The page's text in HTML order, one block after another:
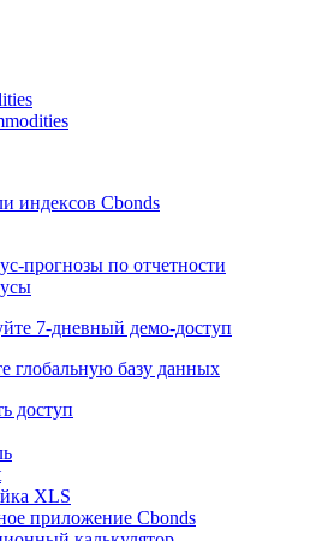
индексов Cbonds
прогнозы по отчетности
7-дневный демо-доступ
глобальную базу данных
доступ
XLS
приложение Cbonds